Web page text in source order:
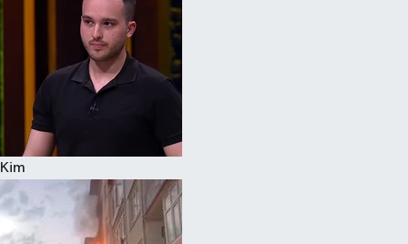
Kim
Kültür Sanat
Sağlık
Siyaset
Teknoloji
Televizyon